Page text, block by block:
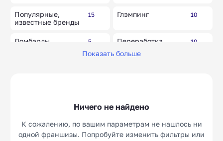
Популярные,
известные бренды
15 Глэмпинг 10
Ломбарды 5
Переработка
10
Социальные 10
Показать больше
Ничего не найдено
К сожалению, по вашим параметрам не нашлось ни
одной франшизы. Попробуйте изменить фильтры или